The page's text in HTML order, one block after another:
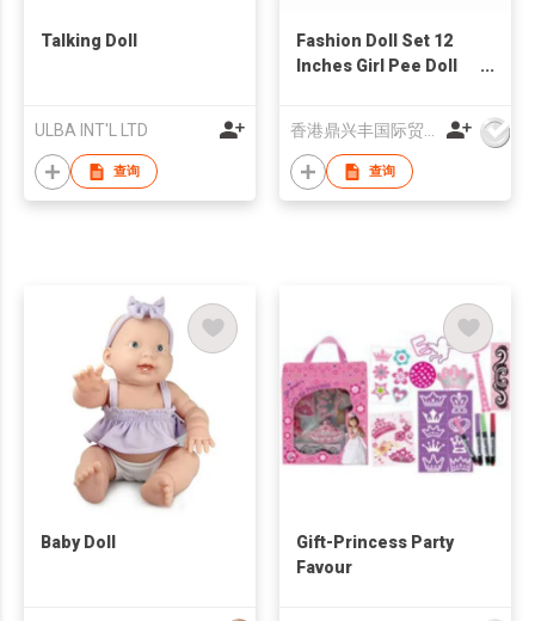
Talking Doll
ULBA INT'L LTD
查询
Fashion Doll Set 12
Inches Girl Pee Doll
查询
Baby Doll
Gift-Princess Party
Favour